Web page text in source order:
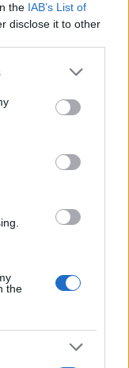
the IAB’s List of
disclose it to other
or more Google
You may click to
party tags to
in below Google
the
primas en agosto
a las materias